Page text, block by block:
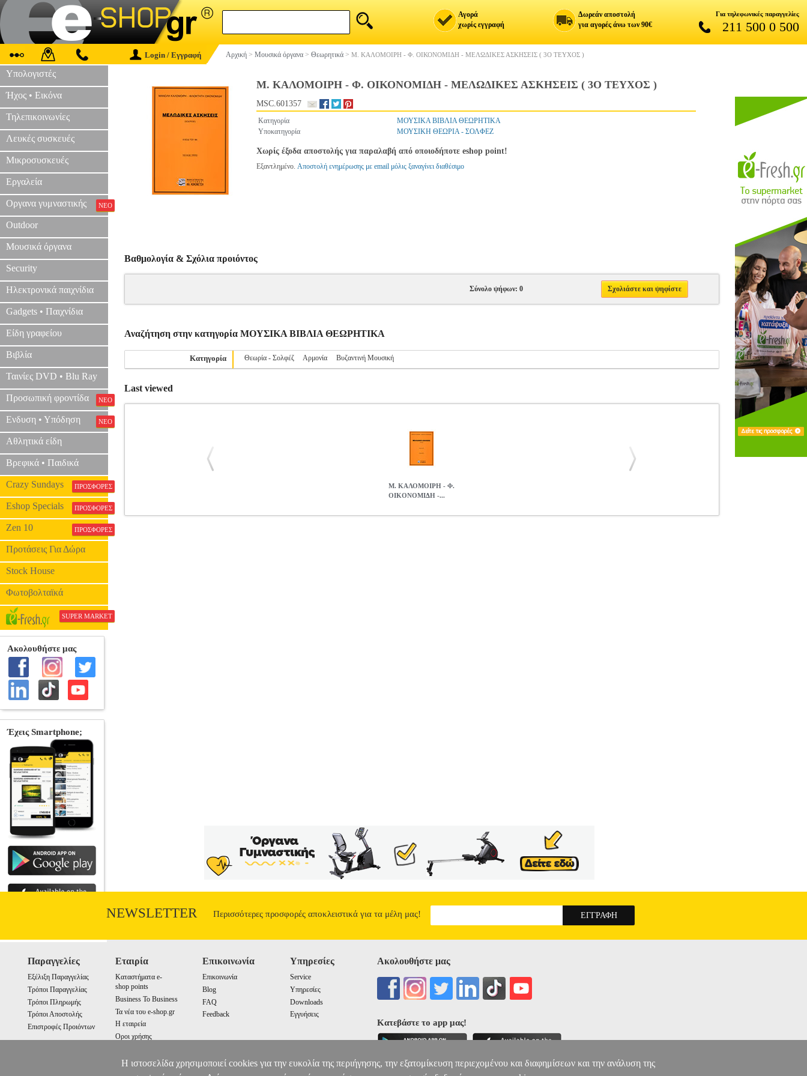
Αγορά
χωρίς εγγραφή
Δωρεάν αποστολή
για αγορές άνω των 90€
Για τηλεφωνικές παραγγελίες
211 500 0 500
Login / Εγγραφή Αρχική > Μουσικά όργανα > Θεωρητικά > Μ. ΚΑΛΟΜΟΙΡΗ - Φ. ΟΙΚΟΝΟΜΙΔΗ - ΜΕΛΩΔΙΚΕΣ ΑΣΚΗΣΕΙΣ ( 3O ΤΕΥΧΟΣ )
Υπολογιστές
Ήχος • Εικόνα
Τηλεπικοινωνίες
Λευκές συσκευές
Μικροσυσκευές
Εργαλεία
Οργανα γυμναστικής ΝΕΟ
Outdoor
Μουσικά όργανα
Security
Ηλεκτρονικά παιχνίδια
Gadgets • Παιχνίδια
Είδη γραφείου
Βιβλία
Ταινίες DVD • Blu Ray
Προσωπική φροντίδα ΝΕΟ
Ενδυση • Υπόδηση ΝΕΟ
Αθλητικά είδη
Βρεφικά • Παιδικά
Crazy Sundays ΠΡΟΣΦΟΡΕΣ
Eshop Specials ΠΡΟΣΦΟΡΕΣ
Zen 10 ΠΡΟΣΦΟΡΕΣ
Προτάσεις Για Δώρα
Stock House
Φωτοβολταϊκά
SUPER MARKET
Μ. ΚΑΛΟΜΟΙΡΗ - Φ. ΟΙΚΟΝΟΜΙΔΗ - ΜΕΛΩΔΙΚΕΣ ΑΣΚΗΣΕΙΣ ( 3O ΤΕΥΧΟΣ )
MSC.601357
Κατηγορία
ΜΟΥΣΙΚΑ ΒΙΒΛΙΑ ΘΕΩΡΗΤΙΚΑ
Υποκατηγορία
ΜΟΥΣΙΚΗ ΘΕΩΡΙΑ - ΣΟΛΦΕΖ
Χωρίς έξοδα αποστολής για παραλαβή από οποιοδήποτε eshop point!
Εξαντλημένο. Αποστολή ενημέρωσης με email μόλις ξαναγίνει διαθέσιμο
Βαθμολογία & Σχόλια προιόντος
Σύνολο ψήφων: 0 Σχολιάστε και ψηφίστε
Αναζήτηση στην κατηγορία ΜΟΥΣΙΚΑ ΒΙΒΛΙΑ ΘΕΩΡΗΤΙΚΑ
Κατηγορία Θεωρία - Σολφέζ Αρμονία Βυζαντινή Μουσική
Last viewed
Μ. ΚΑΛΟΜΟΙΡΗ - Φ.
ΟΙΚΟΝΟΜΙΔΗ -...
NEWSLETTER Περισσότερες προσφορές αποκλειστικά για τα μέλη μας!
Παραγγελίες
Εξέλιξη Παραγγελίας
Τρόποι Παραγγελίας
Τρόποι Πληρωμής
Τρόποι Αποστολής
Επιστροφές Προιόντων
Εταιρία
Καταστήματα e-
shop points
Business To Business
Τα νέα του e-shop.gr
Η εταιρεία
Οροι χρήσης
Επικοινωνία
Επικοινωνία
Blog
FAQ
Feedback
Υπηρεσίες
Service
Υπηρεσίες
Downloads
Εγγυήσεις
Ακολουθήστε μας
Κατεβάστε το app μας!
Η ιστοσελίδα χρησιμοποιεί cookies για την ευκολία της περιήγησης, την εξατομίκευση περιεχομένου και διαφημίσεων και την ανάλυση της